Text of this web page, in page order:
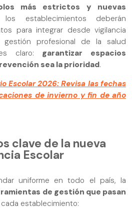
más estrictos y nuevas
establecimientos deberán
para integrar desde vigilancia
gestión profesional de la salud
claro: garantizar espacios
sea la prioridad.
Escolar 2026: Revisa las fechas
de invierno y fin de año
clave de la nueva
Escolar
uniforme en todo el país, la
de gestión que pasan
cada establecimiento: